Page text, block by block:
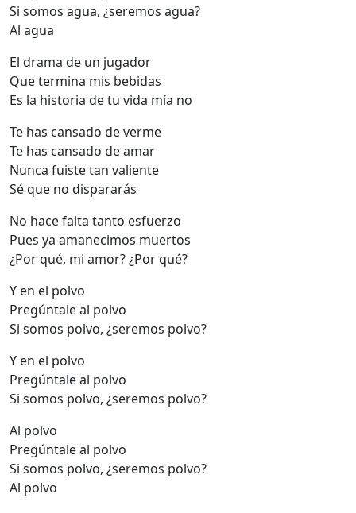
Si somos agua, ¿seremos agua?
Al agua
El drama de un jugador
Que termina mis bebidas
Es la historia de tu vida mía no
Te has cansado de verme
Te has cansado de amar
Nunca fuiste tan valiente
Sé que no dispararás
No hace falta tanto esfuerzo
Pues ya amanecimos muertos
¿Por qué, mi amor? ¿Por qué?
Y en el polvo
Pregúntale al polvo
Si somos polvo, ¿seremos polvo?
Y en el polvo
Pregúntale al polvo
Si somos polvo, ¿seremos polvo?
Al polvo
Pregúntale al polvo
Si somos polvo, ¿seremos polvo?
Al polvo